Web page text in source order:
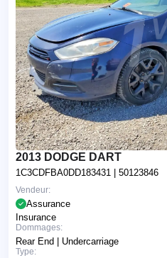
2013 DODGE DART
1C3CDFBA0DD183431 | 50123846
Vendeur:
Assurance
Insurance
Dommages:
Rear End | Undercarriage
Type: